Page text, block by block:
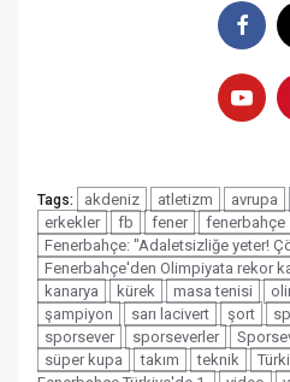
Tags: akdeniz atletizm avrupa
erkekler
fb fener fenerbahçe
Fenerbahçe: "Adaletsizliğe yeter!
Fenerbahçe'den Olimpiyata rekor
kanarya
kürek masa tenisi
şampiyon
sarı lacivert şort
sporsever
sporseverler
süper kupa
takım teknik